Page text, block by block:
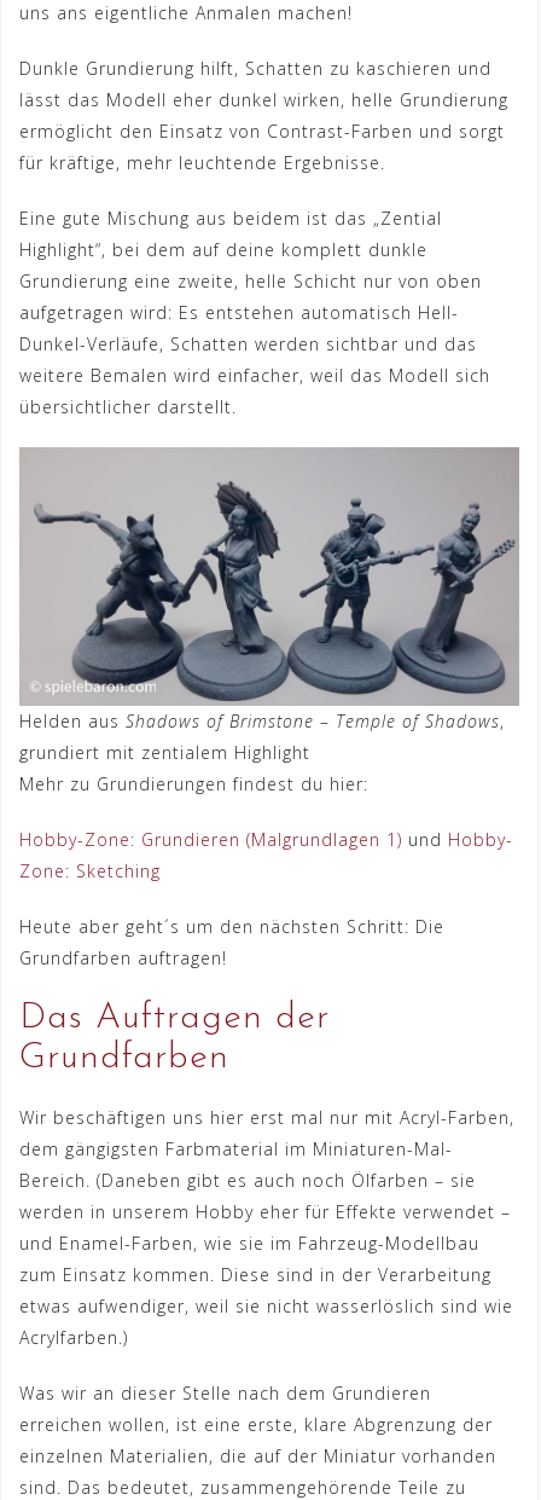
uns ans eigentliche Anmalen machen!
Dunkle Grundierung hilft, Schatten zu kaschieren und
lässt das Modell eher dunkel wirken, helle Grundierung
ermöglicht den Einsatz von Contrast-Farben und sorgt
für kräftige, mehr leuchtende Ergebnisse.
Eine gute Mischung aus beidem ist das „Zential
Highlight“, bei dem auf deine komplett dunkle
Grundierung eine zweite, helle Schicht nur von oben
aufgetragen wird: Es entstehen automatisch Hell-
Dunkel-Verläufe, Schatten werden sichtbar und das
weitere Bemalen wird einfacher, weil das Modell sich
übersichtlicher darstellt.
Helden aus Shadows of Brimstone – Temple of Shadows,
grundiert mit zentialem Highlight
Mehr zu Grundierungen findest du hier:
Hobby-Zone: Grundieren (Malgrundlagen 1) und Hobby-
Zone: Sketching
Heute aber geht´s um den nächsten Schritt: Die
Grundfarben auftragen!
Das Auftragen der
Grundfarben
Wir beschäftigen uns hier erst mal nur mit Acryl-Farben,
dem gängigsten Farbmaterial im Miniaturen-Mal-
Bereich. (Daneben gibt es auch noch Ölfarben – sie
werden in unserem Hobby eher für Effekte verwendet –
und Enamel-Farben, wie sie im Fahrzeug-Modellbau
zum Einsatz kommen. Diese sind in der Verarbeitung
etwas aufwendiger, weil sie nicht wasserlöslich sind wie
Acrylfarben.)
Was wir an dieser Stelle nach dem Grundieren
erreichen wollen, ist eine erste, klare Abgrenzung der
einzelnen Materialien, die auf der Miniatur vorhanden
sind. Das bedeutet, zusammengehörende Teile zu